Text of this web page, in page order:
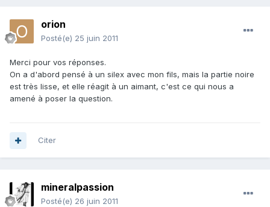
orion
Posté(e) 25 juin 2011
Merci pour vos réponses.
On a d'abord pensé à un silex avec mon fils, mais la partie noire
est très lisse, et elle réagit à un aimant, c'est ce qui nous a
amené à poser la question.
Citer
mineralpassion
Posté(e) 26 juin 2011